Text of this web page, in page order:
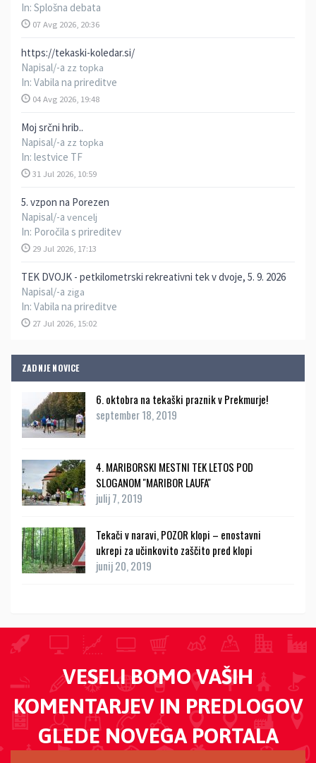
In: Splošna debata
07 Avg 2026, 20:36
https://tekaski-koledar.si/
Napisal/-a zz topka
In: Vabila na prireditve
04 Avg 2026, 19:48
Moj srčni hrib..
Napisal/-a zz topka
In: lestvice TF
31 Jul 2026, 10:59
5. vzpon na Porezen
Napisal/-a vencelj
In: Poročila s prireditev
29 Jul 2026, 17:13
TEK DVOJK - petkilometrski rekreativni tek v dvoje, 5. 9. 2026
Napisal/-a ziga
In: Vabila na prireditve
27 Jul 2026, 15:02
ZADNJE NOVICE
6. oktobra na tekaški praznik v Prekmurje!
september 18, 2019
4. MARIBORSKI MESTNI TEK LETOS POD
SLOGANOM ''MARIBOR LAUFA''
julij 7, 2019
Tekači v naravi, POZOR klopi – enostavni
ukrepi za učinkovito zaščito pred klopi
junij 20, 2019
VESELI BOMO VAŠIH
KOMENTARJEV IN PREDLOGOV
GLEDE NOVEGA PORTALA